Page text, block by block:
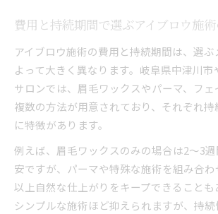
費用と持続期間で選ぶアイブロウ施
アイブロウ施術の費用と持続期間は、選
よって大きく異なります。岐阜県中津川市
サロンでは、眉毛ワックスやパーマ、フ
複数の方法が用意されており、それぞれ持
に特徴があります。
例えば、眉毛ワックスのみの場合は2〜3
安ですが、パーマや特殊な施術を組み合わ
以上自然な仕上がりをキープできること
シンプルな施術ほど抑えられますが、持